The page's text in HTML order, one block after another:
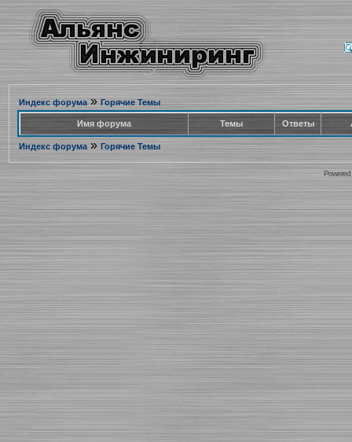
Индекс форума» Горячие Темы
Имя форума Темы Ответы
Индекс форума» Горячие Темы